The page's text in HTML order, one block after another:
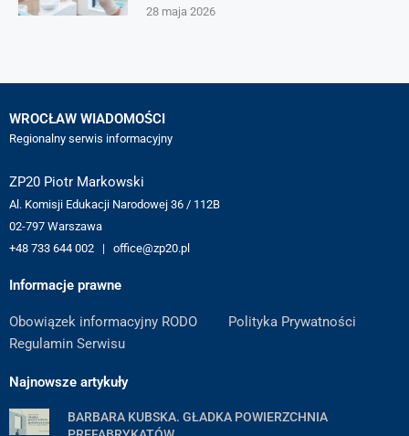
28 maja 2026
WROCŁAW WIADOMOŚCI
Regionalny serwis informacyjny
ZP20 Piotr Markowski
Al. Komisji Edukacji Narodowej 36 / 112B
02-797 Warszawa
+48 733 644 002 | office@zp20.pl
Informacje prawne
Obowiązek informacyjny RODO
Polityka Prywatności
Regulamin Serwisu
Najnowsze artykuły
BARBARA KUBSKA. GŁADKA POWIERZCHNIA